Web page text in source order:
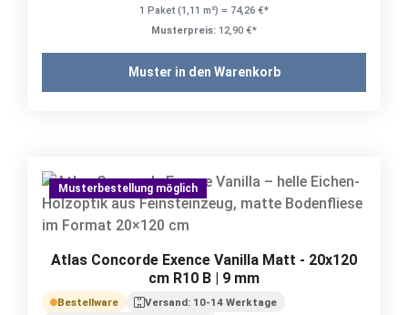
1 Paket (1,11 m²) = 74,26 €*
Musterpreis: 12,90 €*
Muster in den Warenkorb
Musterbestellung möglich
Atlas Concorde Exence Vanilla Matt - 20x120
cm R10 B | 9 mm
Bestellware
Versand: 10-14 Werktage